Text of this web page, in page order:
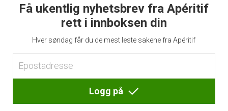
Få ukentlig nyhetsbrev fra Apéritif
rett i innboksen din
Hver søndag får du de mest leste sakene fra Apéritif
Logg på